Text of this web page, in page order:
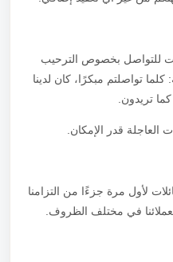
للتواصل بخصوص الترحيب
تواصلتم مبكرًا، كان لدينا
تريدون.
العاجلة قدر الإمكان.
لأول مرة جزءًا من التزامنا
في مختلف الظروف.